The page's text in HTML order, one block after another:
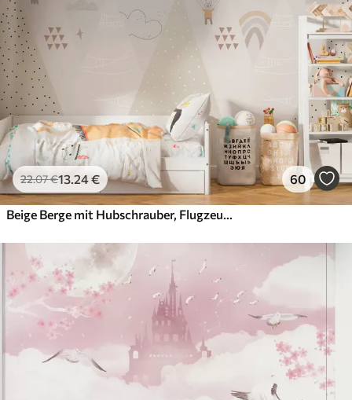
Premium-Vinyl
65 .00
Peel and Stick
81.6749.00€ /m²
22.07€13 .24€ 60